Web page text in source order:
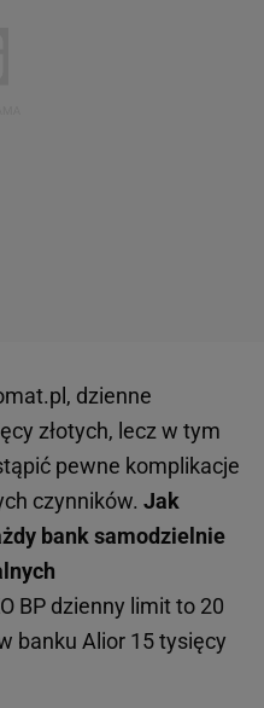
dzienne
złotych, lecz w tym
pewne komplikacje
czynników. Jak
bank samodzielnie
BP dzienny limit to 20
banku Alior 15 tysięcy